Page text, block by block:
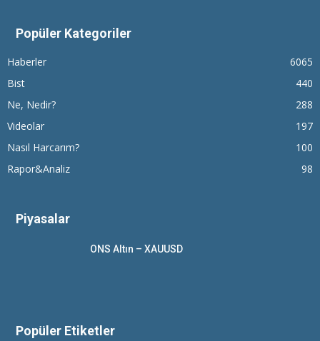
Popüler Kategoriler
Haberler
6065
Bist
440
Ne, Nedir?
288
Videolar
197
Nasıl Harcarım?
100
Rapor&Analiz
98
Piyasalar
ONS Altın – XAUUSD
Popüler Etiketler